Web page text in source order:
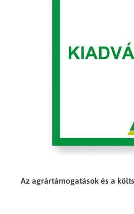
Az agrártámogatások és a